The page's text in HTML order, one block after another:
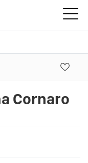
Cornaro